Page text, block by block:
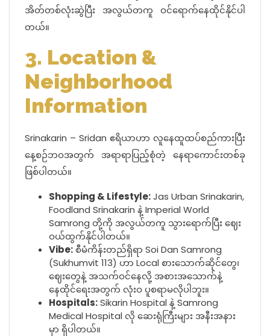
အိတ်တစ်လုံးဆွဲပြီး အလွယ်တကူ ဝင်ရောက်နေထိုင်နိုင်ပါ
တယ်။
3. Location &
Neighborhood
Information
Srinakarin – Sridan ဧရိယာဟာ လူနေထူထပ်စည်ကားပြီး
နေ့စဉ်ဘဝအတွက် အရာရာပြည့်စုံတဲ့ နေရာကောင်းတစ်ခု
ဖြစ်ပါတယ်။
Shopping & Lifestyle:Jas Urban Srinakarin,
Foodland Srinakarin နဲ့ Imperial World
Samrong တို့ကို အလွယ်တကူ သွားရောက်ပြီး ဈေး
ဝယ်ထွက်နိုင်ပါတယ်။
Vibe: စီမံကိန်းတည်ရှိရာ Soi Dan Samrong
(Sukhumvit 113) ဟာ Local စားသောက်ဆိုင်တွေ၊
ဈေးတွေနဲ့ အသက်ဝင်နေလို့ အစားအသောက်နဲ့
နေထိုင်ရေးအတွက် လုံးဝ ပူစရာမလိုပါဘူး။
Hospitals:Sikarin Hospital နဲ့ Samrong
Medical Hospital လို ဆေးရုံကြီးများ အနီးအနား
မှာ ရှိပါတယ်။